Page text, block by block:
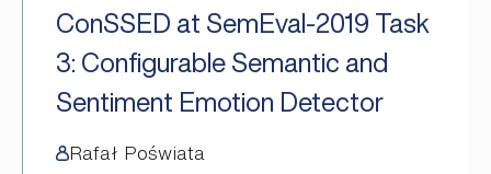
ConSSED at SemEval-2019 Task
3: Configurable Semantic and
Sentiment Emotion Detector
Rafał Poświata